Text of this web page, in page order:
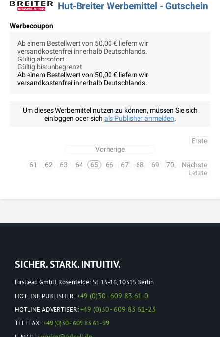
Hut-Breiter Werbemittel - Gutschein
Werbecoupon
Ab einem Bestellwert von 50,00 € liefern wir
versandkostenfrei innerhalb Deutschlands.
Gültig ab:sofort
Gültig bis:unbegrenzt
Ab einem Bestellwert von 50,00 € liefern wir
versandkostenfrei innerhalb Deutschlands.
Um dieses Werbemittel nutzen zu können, müssen Sie sich
einloggen oder sich als Publisher anmelden.
Erste
Vorherige
61
62 63 64 65 66 67 68 69 70
Nächste
Letzte
SICHER. STARK. INTUITIV.
Firstlead GmbH, Rosenfelder St. 15-16, 10315 Berlin
HOTLINE PUBLISHER:+49 (0)30 - 609 83 61-0
HOTLINE ADVERTISER:+49 (0)30 - 609 83 61-23
TELEFAX:+49 (0)30 - 609 83 61-99